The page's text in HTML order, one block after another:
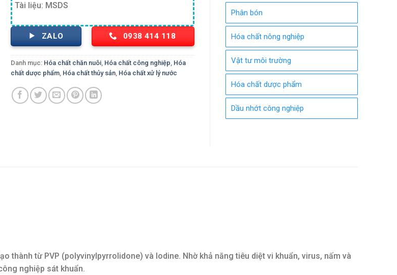
Tài liệu: MSDS
ZALO 0938 414 118
Danh mục: Hóa chất chăn nuôi Hóa chất công nghiệp Hóa
chất dược phẩm Hóa chất thủy sản Hóa chất xử lý nước
Phân bón
Hóa chất nông nghiệp
Vật tư môi trường
Hóa chất dược phẩm
Dầu nhớt công nghiệp
thành từ PVP (polyvinylpyrrolidone) và Iodine. Nhờ khả năng tiêu diệt vi khuẩn, virus, nấm và
nghiệp sát khuẩn.